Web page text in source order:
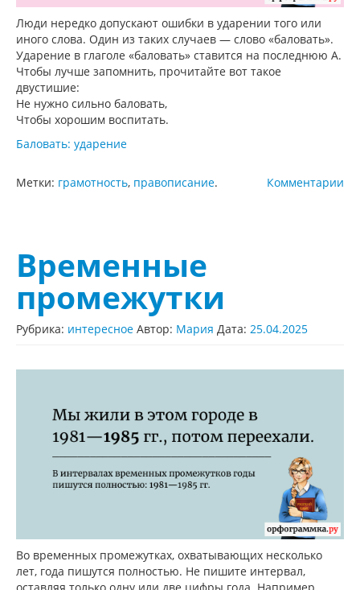
Люди нередко допускают ошибки в ударении того или
иного слова. Один из таких случаев — слово «баловать».
Ударение в глаголе «баловать» ставится на последнюю А.
Чтобы лучше запомнить, прочитайте вот такое
двустишие:
Не нужно сильно баловать,
Чтобы хорошим воспитать.
Баловать: ударение
Комментарии
Метки: грамотность, правописание.
Временные
промежутки
Рубрика: интересное Автор: Мария Дата: 25.04.2025
Во временных промежутках, охватывающих несколько
лет, года пишутся полностью. Не пишите интервал,